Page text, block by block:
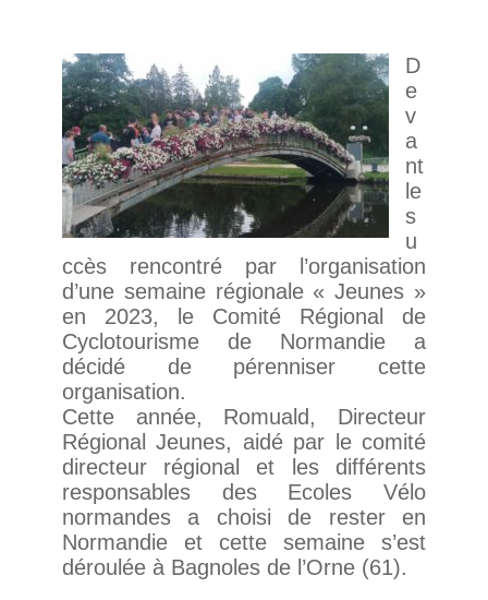
D
e
v
a
nt
le
s
u
ccès rencontré par l’organisation
d’une semaine régionale « Jeunes »
en 2023, le Comité Régional de
Cyclotourisme de Normandie a
décidé de pérenniser cette
organisation.
Cette année, Romuald, Directeur
Régional Jeunes, aidé par le comité
directeur régional et les différents
responsables des Ecoles Vélo
normandes a choisi de rester en
Normandie et cette semaine s’est
déroulée à Bagnoles de l’Orne (61).